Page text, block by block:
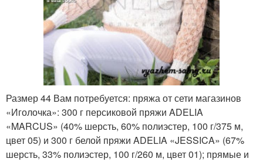
Размер 44 Вам потребуется: пряжа от сети магазинов
«Иголочка»: 300 г персиковой пряжи ADELIA
«MARCUS» (40% шерсть, 60% полиэстер, 100 г/375 м,
цвет 05) и 300 г белой пряжи ADELIA «JESSICA» (67%
шерсть, 33% полиэстер, 100 г/260 м, цвет 01); прямые и